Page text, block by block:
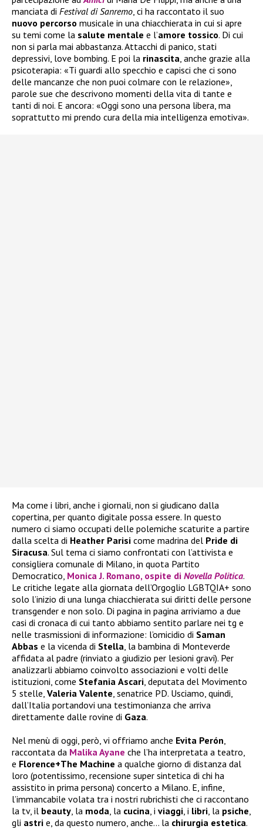
manciata di Festival di Sanremo , ci ha raccontato il suo
nuovo percorso musicale in una chiacchierata in cui si apre
su temi come la salute mentale e l’amore tossico. Di cui
non si parla mai abbastanza. Attacchi di panico, stati
depressivi, love bombing. E poi la rinascita , anche grazie alla
psicoterapia: «Ti guardi allo specchio e capisci che ci sono
delle mancanze che non puoi colmare con le relazione»,
parole sue che descrivono momenti della vita di tante e
tanti di noi. E ancora: «Oggi sono una persona libera, ma
soprattutto mi prendo cura della mia intelligenza emotiva».
Ma come i libri, anche i giornali, non si giudicano dalla
copertina, per quanto digitale possa essere. In questo
numero ci siamo occupati delle polemiche scaturite a partire
dalla scelta di Heather Parisi come madrina del Pride di
Siracusa. Sul tema ci siamo confrontati con l’attivista e
consigliera comunale di Milano, in quota Partito
Democratico, Monica J. Romano, ospite di Novella Politica.
Le critiche legate alla giornata dell’Orgoglio LGBTQIA+ sono
solo l’inizio di una lunga chiacchierata sui diritti delle persone
transgender e non solo. Di pagina in pagina arriviamo a due
casi di cronaca di cui tanto abbiamo sentito parlare nei tg e
nelle trasmissioni di informazione: l’omicidio di Saman
Abbas e la vicenda di Stella , la bambina di Monteverde
affidata al padre (rinviato a giudizio per lesioni gravi). Per
analizzarli abbiamo coinvolto associazioni e volti delle
istituzioni, come Stefania Ascari , deputata del Movimento
5 stelle, Valeria Valente , senatrice PD. Usciamo, quindi,
dall’Italia portandovi una testimonianza che arriva
direttamente dalle rovine di Gaza.
Nel menù di oggi, però, vi offriamo anche Evita Perón
raccontata da Malika Ayane che l’ha interpretata a teatro,
e Florence+The Machine a qualche giorno di distanza dal
loro (potentissimo, recensione super sintetica di chi ha
assistito in prima persona) concerto a Milano. E, infine,
l’immancabile volata tra i nostri rubrichisti che ci raccontano
la tv, il beauty , la moda , la cucina , i viaggi , i libri , la psiche
gli astri e, da questo numero, anche… la chirurgia estetica.